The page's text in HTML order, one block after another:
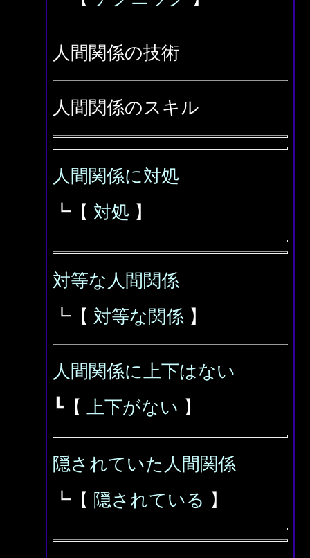
人間関係の技術
人間関係のスキル
人間関係に対処
┗【 対処 】
対等な人間関係
┗【 対等な関係 】
人間関係に上下はない
┗【 上下がない 】
隠されていた人間関係
┗【 隠されている 】